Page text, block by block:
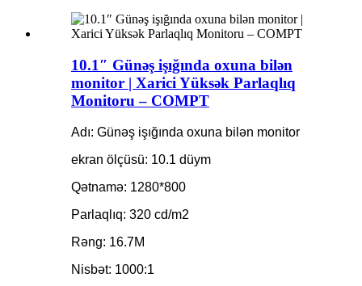
10.1″ Günəş işığında oxuna bilən
monitor | Xarici Yüksək Parlaqlıq
Monitoru – COMPT
Adı: Günəş işığında oxuna bilən monitor
ekran ölçüsü: 10.1 düym
Qətnamə: 1280*800
Parlaqlıq: 320 cd/m2
Rəng: 16.7M
Nisbət: 1000:1